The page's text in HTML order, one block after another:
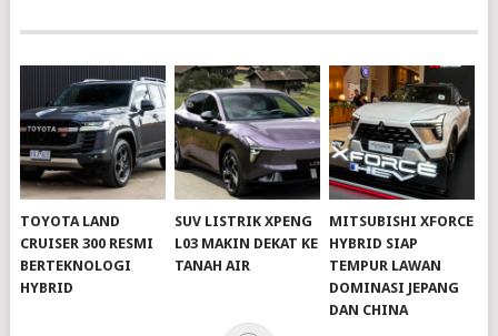
TOYOTA LAND
CRUISER 300 RESMI
BERTEKNOLOGI
HYBRID
SUV LISTRIK XPENG
L03 MAKIN DEKAT KE
TANAH AIR
MITSUBISHI XFORCE
HYBRID SIAP
TEMPUR LAWAN
DOMINASI JEPANG
DAN CHINA